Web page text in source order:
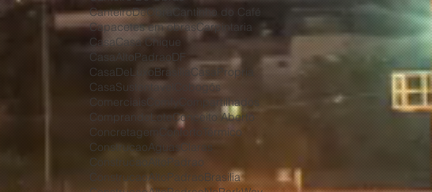
CanteiroDeObra
Cantinho do Café
Capacetes em obrasCarpintaria
CasaCasa Chique
CasaAltoPadraoDF
CasaDeLuxoBrasiliaCasaPropria
CasaSustentavel
Cobogós
ComerciaisComfy
Compartilhados
ComprandoLoteConceito Aberto
Concretagem
ConfortoTérmico
ConstrucaoAguasClaras
ConstrucaoAltoPadrao
ConstrucaoAltoPadraoBrasilia